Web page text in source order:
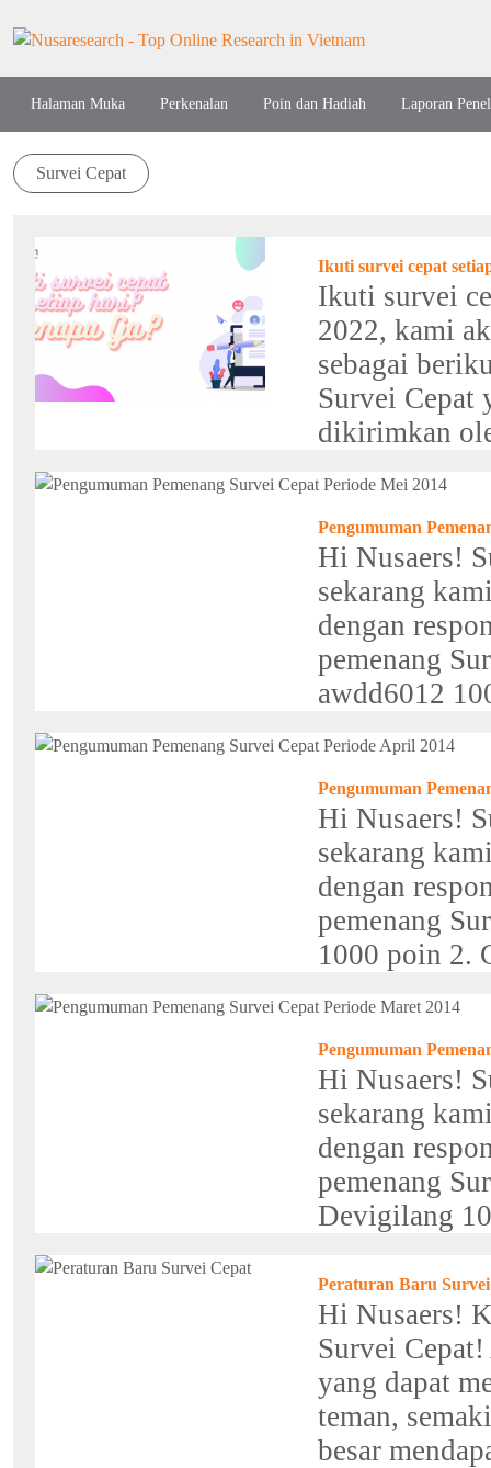
Halaman Muka Perkenalan Poin dan Hadiah Laporan
Survei Cepat
Ikuti survei cepat
Ikuti survei
2022, kami
sebagai
Survei Cepat
dikirimkan
Pengumuman
Hi Nusaers!
sekarang
dengan
pemenang
awdd6012
Pengumuman
Hi Nusaers!
sekarang
dengan
pemenang
1000 poin 2.
Pengumuman
Hi Nusaers!
sekarang
dengan
pemenang
Devigilang
Peraturan Baru
Hi Nusaers!
Survei
yang dapat
teman,
besar